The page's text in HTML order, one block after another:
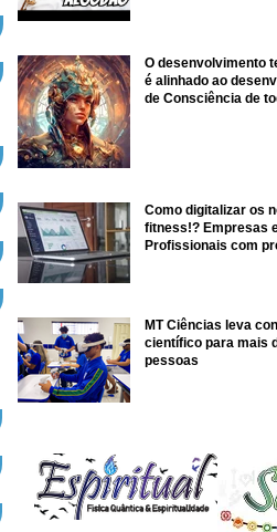
O desenvolvimento
é alinhado ao
de Consciência de
Como digitalizar os
fitness!? Empresas
Profissionais com
MT Ciências leva
científico para mais
pessoas